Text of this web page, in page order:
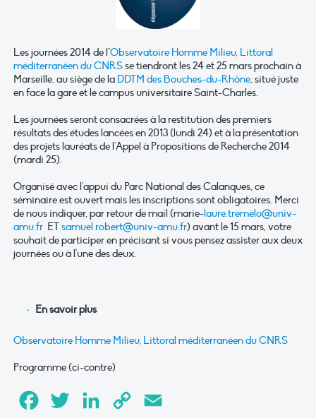
Les journées 2014 de l’Observatoire Homme Milieu, Littoral
méditerranéen du CNRSse tiendront les 24 et 25 mars prochain à
Marseille, au siège de la DDTM des Bouches-du-Rhône, situé juste
en face la gare et le campus universitaire Saint-Charles.
Les journées seront consacrées à la restitution des premiers
résultats des études lancées en 2013 (lundi 24) et à la présentation
des projets lauréats de l'Appel à Propositions de Recherche 2014
(mardi 25).
Organisé avec l'appui du Parc National des Calanques, ce
séminaire est ouvert mais les inscriptions sont obligatoires. Merci
de nous indiquer, par retour de mail (marie-laure.tremelo@univ-
amu.fr ETsamuel.robert@univ-amu.fr) avant le 15 mars, votre
souhait de participer en précisant si vous pensez assister aux deux
journées ou à l'une des deux.
En savoir plus
Observatoire Homme Milieu, Littoral méditerranéen du CNRS
Programme (ci-contre)
FacebookTwitter LinkedInCopy